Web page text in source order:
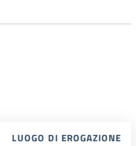
LUOGO DI EROGAZIONE